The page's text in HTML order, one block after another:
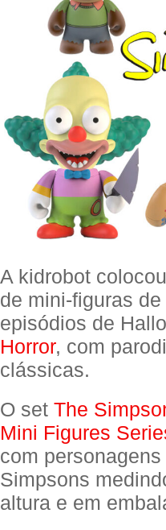
A kidrobot
de mini-figuras
episódios de
Horror, com
clássicas.
O set The
Mini Figures
com
Simpsons
altura e em